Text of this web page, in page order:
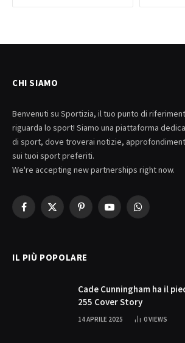
CHI SIAMO
Benvenuti su Sportizia, il tuo punto di
riguarda lo sport! Siamo una piattaforma
di sport, dove troverai notizie,
sui tuoi sport preferiti.
We're accepting new partnerships right now.
Facebook
X
PinterestYouTubeWhatsApp
IL PIÙ POPOLARE
Cade Cunningham ha il
255 Cover Story
14 APRILE 2025 0VIEWS